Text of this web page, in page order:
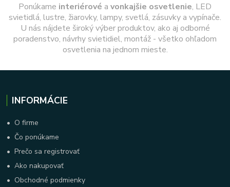
Ponúkame interiérové a vonkajšie osvetlenie, LED
svietidlá, lustre, žiarovky, lampy, svetlá, zásuvky a vypínače.
U nás nájdete široký výber produktov, ako aj odborné
poradenstvo, návrhy svietidiel, montáž - všetko ohľadom
osvetlenia na jednom mieste.
INFORMÁCIE
• O firme
• Čo ponúkame
•Prečo sa registrovať
•Ako nakupovať
• Obchodné podmienky